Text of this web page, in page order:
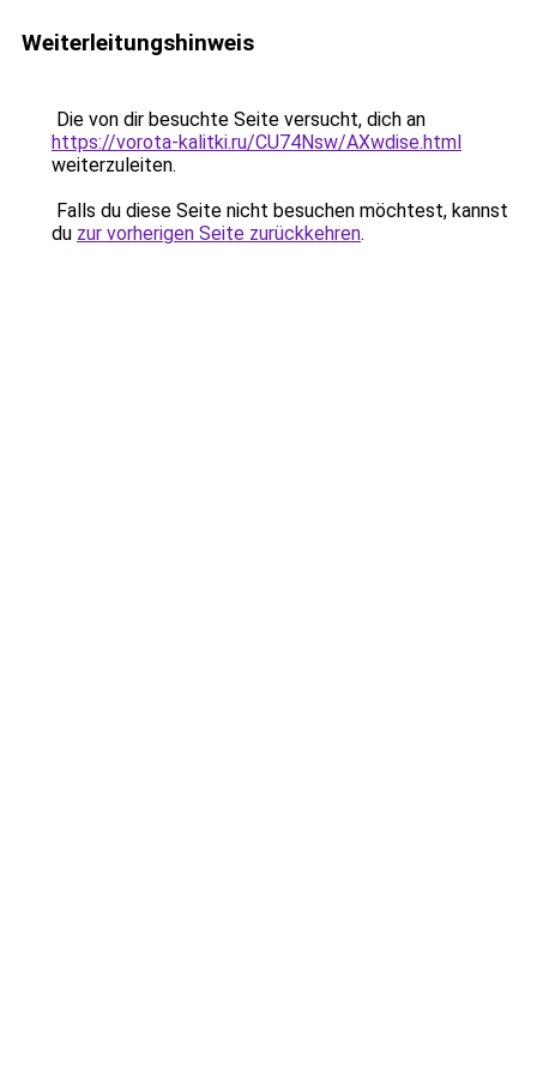
Weiterleitungshinweis
Die von dir besuchte Seite versucht, dich an
https://vorota-kalitki.ru/CU74Nsw/AXwdise.html
weiterzuleiten.
Falls du diese Seite nicht besuchen möchtest, kannst
du zur vorherigen Seite zurückkehren.